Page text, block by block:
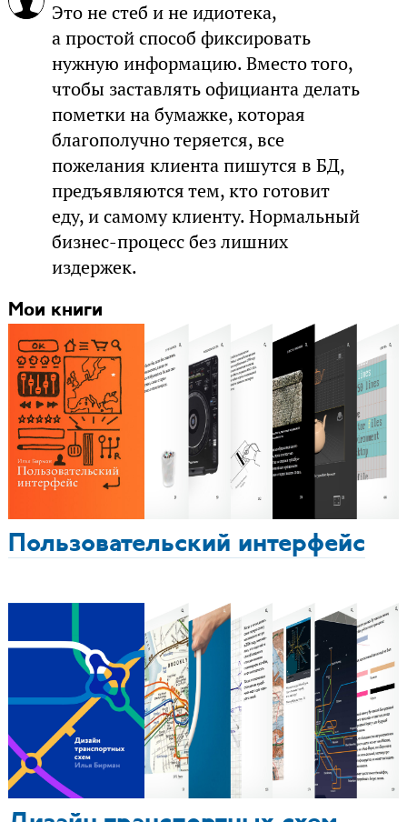
Это не стеб и не идиотека,
а простой способ фиксировать
нужную информацию. Вместо того,
чтобы заставлять официанта делать
пометки на бумажке, которая
благополучно теряется, все
пожелания клиента пишутся в БД,
предъявляются тем, кто готовит
еду, и самому клиенту. Нормальный
бизнес-процесс без лишних
издержек.
Мои книги
Пользовательский интерфейс